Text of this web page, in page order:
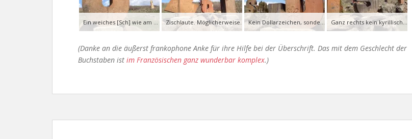
Ein weiches [Sch] wie am Anfang von Journalismus. Im kyrillischen Alphabet wäre das ein ж. Zischlaute. Möglicherweise. Kein Dollarzeichen, sondern ein F. Ganz rechts kein kyrillisches ф, was ein deutsches F wäre, sondern ein P.
(Danke an die äußerst frankophone Anke für ihre Hilfe bei der Überschrift. Das mit dem Geschlecht der
Buchstaben ist im Französischen ganz wunderbar komplex.)